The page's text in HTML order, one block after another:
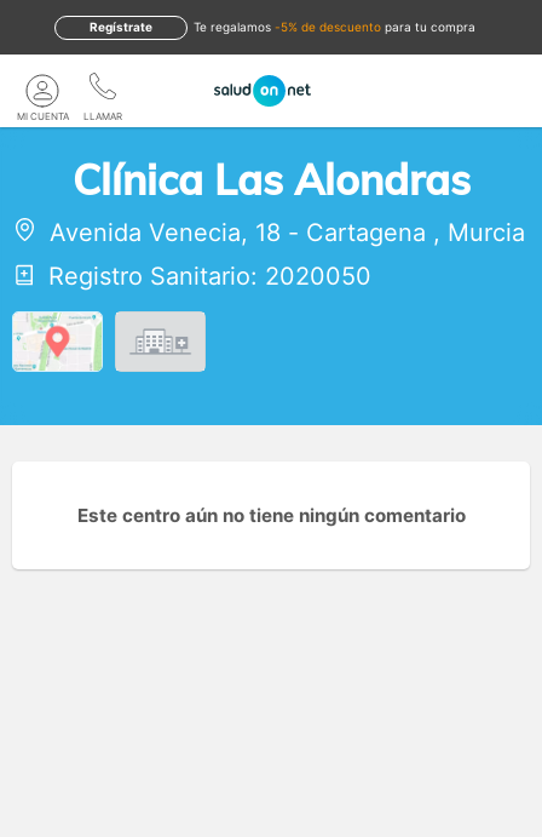
te regalamos -5% de descuento para tu compra
Regístrate
LLAMAR
MI CUENTA
Clínica Las Alondras
Avenida Venecia, 18 - Cartagena , Murcia
Registro Sanitario: 2020050
Este centro aún no tiene ningún comentario